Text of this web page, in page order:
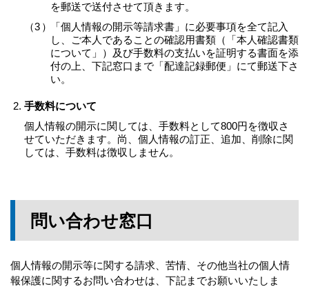
を郵送で送付させて頂きます。
「個人情報の開示等請求書」に必要事項を全て記入
し、ご本人であることの確認用書類（「本人確認書類
について」）及び手数料の支払いを証明する書面を添
付の上、下記窓口まで「配達記録郵便」にて郵送下さ
い。
手数料について
個人情報の開示に関しては、手数料として800円を徴収さ
せていただきます。尚、個人情報の訂正、追加、削除に関
しては、手数料は徴収しません。
問い合わせ窓口
個人情報の開示等に関する請求、苦情、その他当社の個人情
報保護に関するお問い合わせは、下記までお願いいたしま